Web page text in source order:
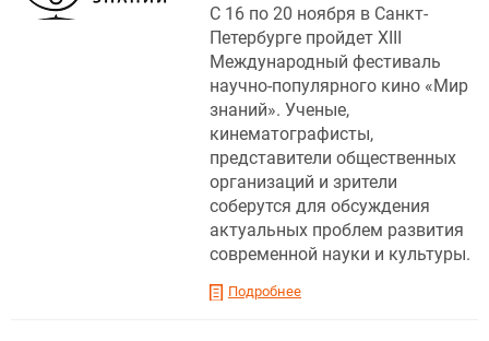
С 16 по 20 ноября в Санкт-
Петербурге пройдет XIII
Международный фестиваль
научно-популярного кино «Мир
знаний». Ученые,
кинематографисты,
представители общественных
организаций и зрители
соберутся для обсуждения
актуальных проблем развития
современной науки и культуры.
Подробнее